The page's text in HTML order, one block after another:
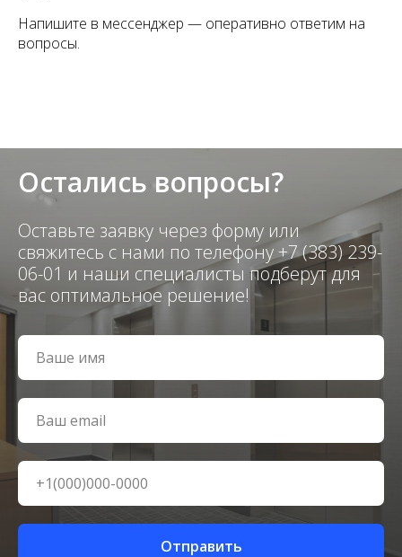
Напишите в мессенджер — оперативно ответим на
вопросы.
Остались вопросы?
Оставьте заявку через форму или
свяжитесь с нами по телефону +7 (383) 239-
06-01 и наши специалисты подберут для
вас оптимальное решение!
Отправить